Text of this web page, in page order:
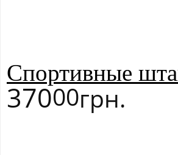
Спортивные
37000грн.